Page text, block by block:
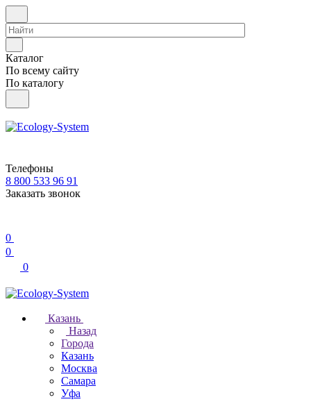
Каталог
По всему сайту
По каталогу
Телефоны
8 800 533 96 91
Заказать звонок
0
0
0
Казань
Назад
Города
Казань
Москва
Самара
Уфа